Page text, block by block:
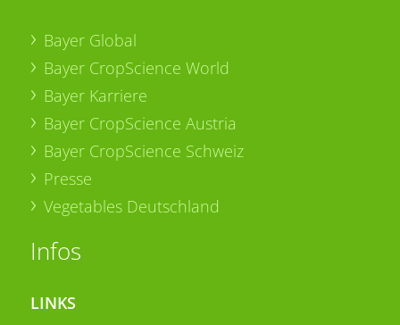
Bayer Global
Bayer CropScience World
Bayer Karriere
Bayer CropScience Austria
Bayer CropScience Schweiz
Presse
Vegetables Deutschland
Infos
LINKS